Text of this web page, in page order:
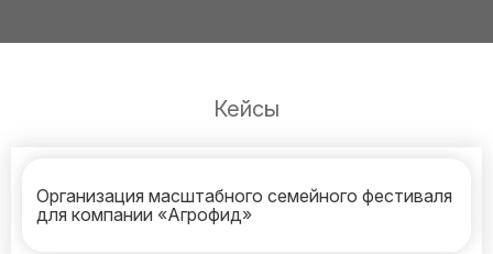
Кейсы
Организация масштабного семейного фестиваля
для компании «Агрофид»